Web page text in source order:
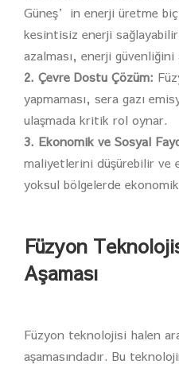
Güneş’in enerji üretme
kesintisiz enerji sağlayabilir.
azalması, enerji güvenliğini
2. Çevre Dostu Çözüm:
yapmaması, sera gazı
ulaşmada kritik rol oynar.
3. Ekonomik ve Sosyal
maliyetlerini düşürebilir ve
yoksul bölgelerde
Füzyon
Aşaması
Füzyon teknolojisi halen
aşamasındadır. Bu